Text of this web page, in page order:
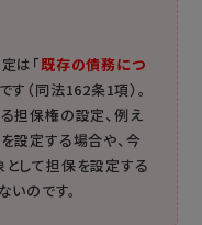
は「既存の債務につ
す（同法162条1項）。
担保権の設定、例え
設定する場合や、今
して担保を設定する
のです。